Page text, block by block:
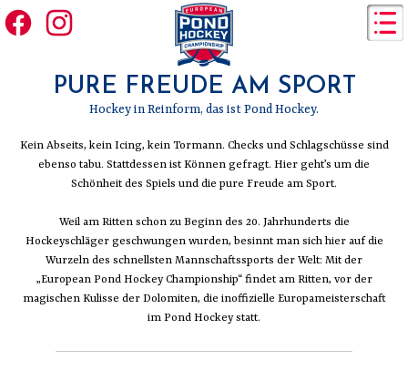
SAVE THE DATE 12-13 FEBRUARY 2027
PURE FREUDE AM SPORT
Hockey in Reinform, das ist Pond Hockey.
Kein Abseits, kein Icing, kein Tormann. Checks und Schlagschüsse sind
ebenso tabu. Stattdessen ist Können gefragt. Hier geht’s um die
Schönheit des Spiels und die pure Freude am Sport.
Weil am Ritten schon zu Beginn des 20. Jahrhunderts die
Hockeyschläger geschwungen wurden, besinnt man sich hier auf die
Wurzeln des schnellsten Mannschaftssports der Welt: Mit der
„European Pond Hockey Championship“ findet am Ritten, vor der
magischen Kulisse der Dolomiten, die inoffizielle Europameisterschaft
im Pond Hockey statt.